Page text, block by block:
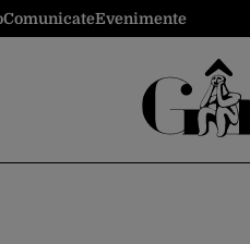
ComunicateEvenimente